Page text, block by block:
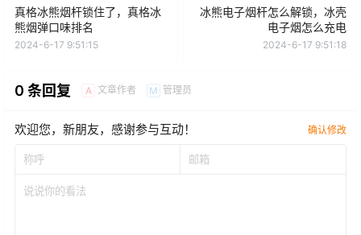
真格冰熊烟杆锁住了，真格冰
熊烟弹口味排名
2024-6-17 9:51:15
冰熊电子烟杆怎么解锁，冰壳
电子烟怎么充电
2024-6-17 9:51:18
0 条回复 A 文章作者 M 管理员
欢迎您，新朋友，感谢参与互动！ 确认修改